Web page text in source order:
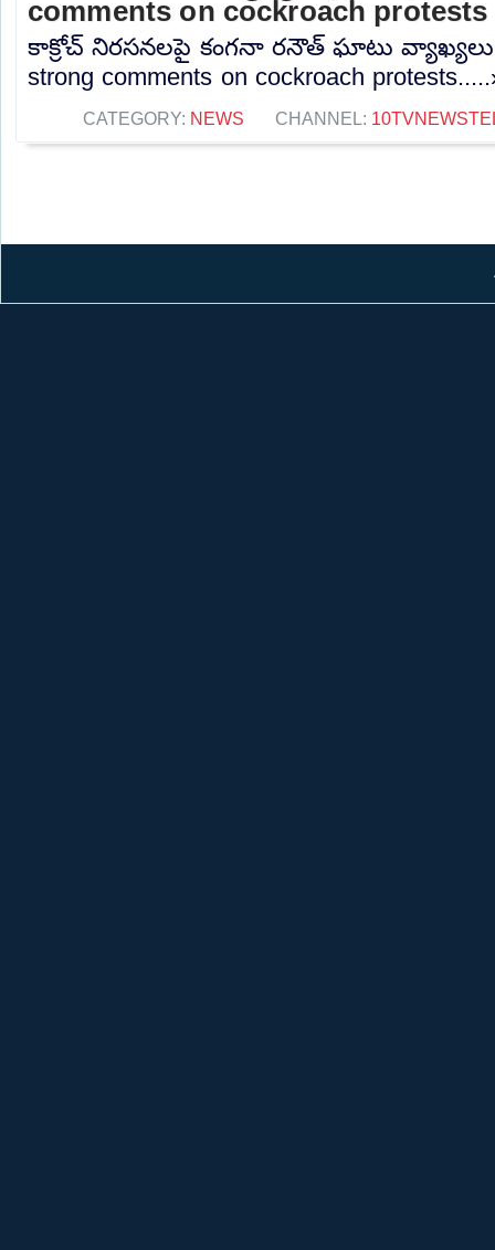
comments on cockroach protests
కాక్రోచ్ నిరసనలపై కంగనా రనౌత్ ఘాటు వ్యాఖ్యలు |
strong comments on cockroach
CATEGORY: NEWS CHANNEL: